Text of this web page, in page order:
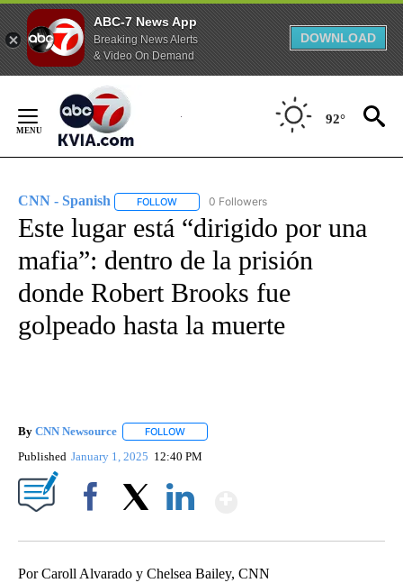
ABC-7 News App
Breaking News Alerts
& Video On Demand
DOWNLOAD
Content
92°
CNN - Spanish FOLLOW FOLLOW "CNN - SPANISH" TO RECEIVE
0 Followers
Este lugar está “dirigido por una
mafia”: dentro de la prisión
donde Robert Brooks fue
golpeado hasta la muerte
By CNN Newsource FOLLOW
Published January 1, 2025 12:40 PM
Por Caroll Alvarado y Chelsea Bailey, CNN